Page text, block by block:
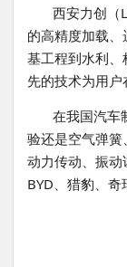
西安力创（
的高精度加载
基工程到水利
先的技术为用
在我国汽车
验还是空气弹
动力传动、振动
BYD、猎豹、